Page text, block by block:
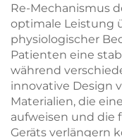
Re-Mechanismus
optimale Leistung
physiologischer
Patienten eine
während
innovative Design
Materialien, die
aufweisen und die
Geräts verlängern